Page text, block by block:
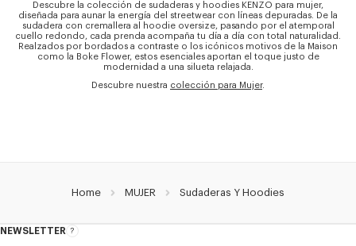
Descubre la colección de sudaderas y hoodies KENZO para mujer,
diseñada para aunar la energía del streetwear con líneas depuradas. De la
sudadera con cremallera al hoodie oversize, pasando por el atemporal
cuello redondo, cada prenda acompaña tu día a día con total naturalidad.
Realzados por bordados a contraste o los icónicos motivos de la Maison
como la Boke Flower, estos esenciales aportan el toque justo de
modernidad a una silueta relajada.
Descubre nuestra colección para Mujer.
Home MUJER Sudaderas Y Hoodies
NEWSLETTER
Acerca